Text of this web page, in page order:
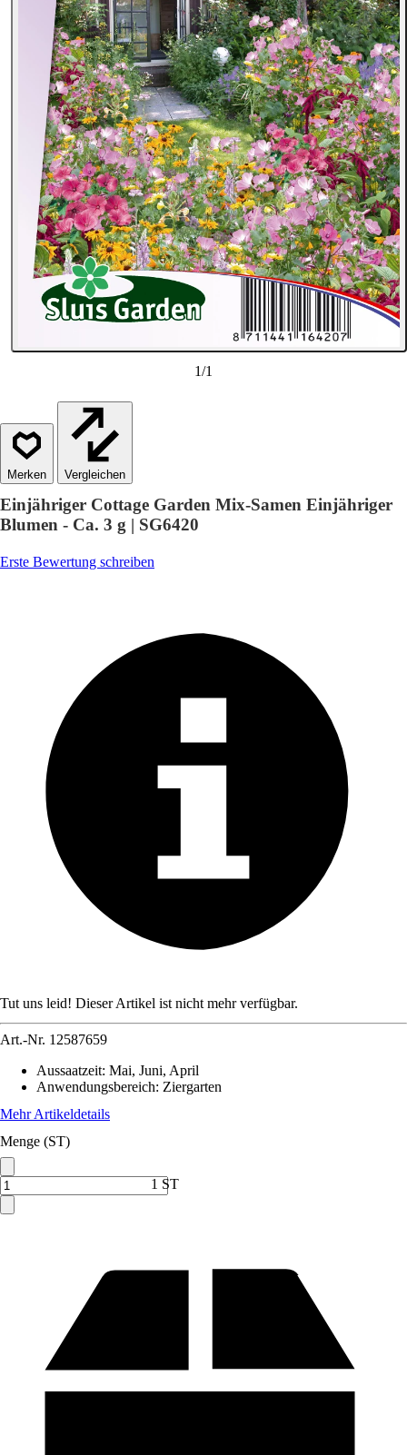
1/1
Vergleichen
Einjähriger Cottage Garden Mix-Samen Einjähriger
Blumen - Ca. 3 g | SG6420
Erste Bewertung schreiben
Tut uns leid! Dieser Artikel ist nicht mehr verfügbar.
Art.-Nr. 12587659
Aussaatzeit: Mai, Juni, April
Anwendungsbereich: Ziergarten
Mehr Artikeldetails
Menge (ST)
1 ST